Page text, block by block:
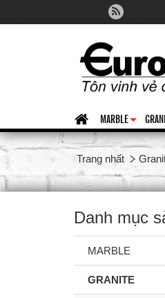
+
MARBLE
Trang nhất
Danh mục
MARBLE
GRANITE